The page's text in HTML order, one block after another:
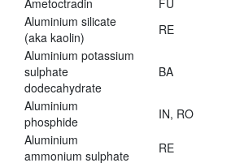
Ametoctradin
FU
Aluminium silicate
(aka kaolin)
RE
Aluminium potassium
sulphate
dodecahydrate
BA
Aluminium
phosphide
IN, RO
Aluminium
ammonium sulphate
RE